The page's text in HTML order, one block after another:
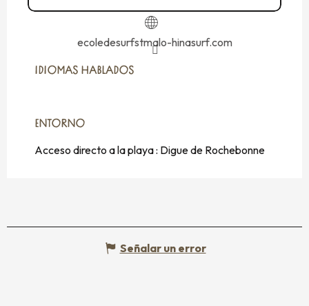
ecoledesurfstmalo-hinasurf.com
IDIOMAS HABLADOS
IDIOMAS HABLADOS
ENTORNO
ENTORNO
Acceso directo a la playa : Digue de Rochebonne
Señalar un error